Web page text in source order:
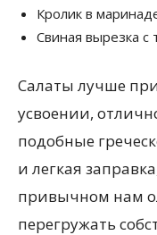
Кролик в
Свиная вырезка с
Салаты лучше
усвоении,
подобные
и легкая
привычном нам
перегружать